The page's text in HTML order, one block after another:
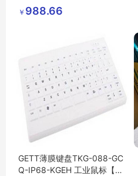
机房
综合布线
￥ 988.66
GETT薄膜键盘TKG-088-GC
Q-IP68-KGEH 工业鼠标【供